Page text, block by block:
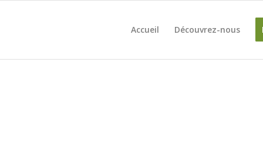
Accueil Découvrez-nous